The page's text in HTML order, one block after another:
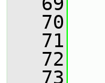
   70
   71
   72
   73